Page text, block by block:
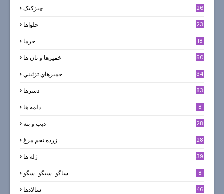
چیزکیک 26
حلواها 23
خرما 18
خميرها و نان ها 50
خميرهاي تزئيني 34
دسرها 83
دلمه ها 8
ديپ و پته 28
زرده تخم مرغ 28
ژله ها 39
ساگو-سیگو-سگو 8
سالادها 46